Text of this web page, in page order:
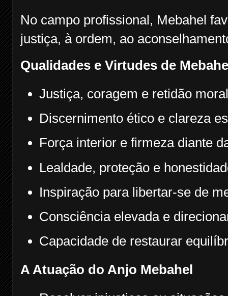
No campo profissional, Mebahel
justiça, à ordem, ao
Qualidades e Virtudes de
Justiça, coragem e retidão
Discernimento ético e clareza
Força interior e firmeza diante
Lealdade, proteção e
Inspiração para libertar-se de
Consciência elevada e
Capacidade de restaurar
A Atuação do Anjo Mebahel